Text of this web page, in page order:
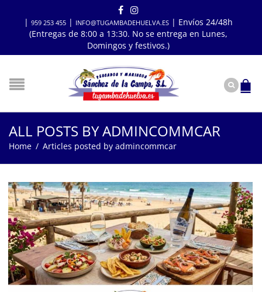
| 959 253 455| INFO@TUGAMBADEHUELVA.ES| Envíos 24/48h
(Entregas de 8:00 a 13:30. No se entrega en Lunes,
Domingos y festivos.)
ALL POSTS BY ADMINCOMMCAR
Home / Articles posted by admincommcar